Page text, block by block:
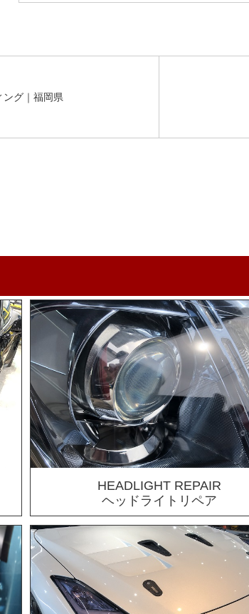
ング｜福岡県
HEADLIGHT REPAIR
ヘッドライトリペア